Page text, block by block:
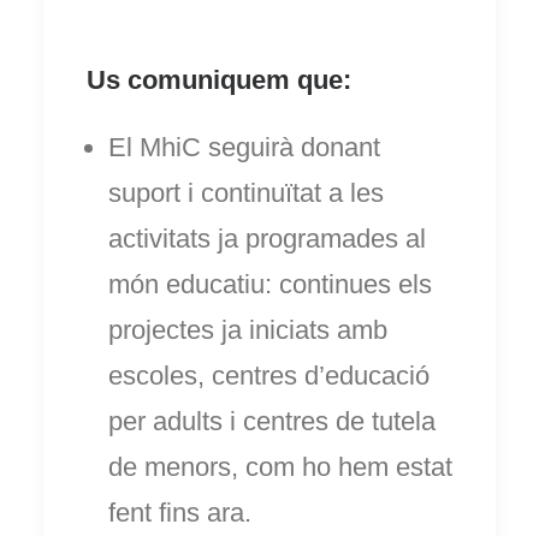
Us comuniquem que:
El MhiC seguirà donant
suport i continuïtat a les
activitats ja programades al
món educatiu: continues els
projectes ja iniciats amb
escoles, centres d’educació
per adults i centres de tutela
de menors, com ho hem estat
fent fins ara.